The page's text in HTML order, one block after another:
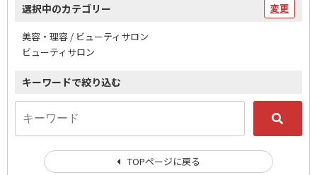
選択中のカテゴリー 変更
美容・理容 / ビューティサロン
ビューティサロン
キーワードで絞り込む
TOPページに戻る